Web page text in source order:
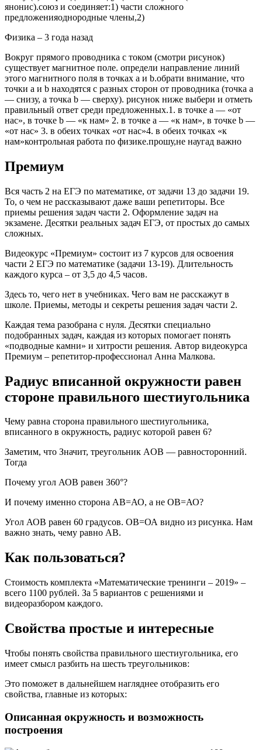
янонис).союз и соединяет:1) части сложного
предложенияоднородные члены,2) ​
Физика – 3 года назад
Вокруг прямого проводника с током (смотри рисунок)
существует магнитное поле. определи направление линий
этого магнитного поля в точках a и b.обрати внимание, что
точки a и b находятся с разных сторон от проводника (точка a
— снизу, а точка b — сверху). рисунок ниже выбери и отметь
правильный ответ среди предложенных.1. в точке a — «от
нас», в точке b — «к нам» 2. в точке a — «к нам», в точке b —
«от нас» 3. в обеих точках «от нас»4. в обеих точках «к
нам»контрольная работа по физике.прошу,не наугад важно
Премиум
Вся часть 2 на ЕГЭ по математике, от задачи 13 до задачи 19.
То, о чем не рассказывают даже ваши репетиторы. Все
приемы решения задач части 2. Оформление задач на
экзамене. Десятки реальных задач ЕГЭ, от простых до самых
сложных.
Видеокурс «Премиум» состоит из 7 курсов для освоения
части 2 ЕГЭ по математике (задачи 13-19). Длительность
каждого курса – от 3,5 до 4,5 часов.
Здесь то, чего нет в учебниках. Чего вам не расскажут в
школе. Приемы, методы и секреты решения задач части 2.
Каждая тема разобрана с нуля. Десятки специально
подобранных задач, каждая из которых помогает понять
«подводные камни» и хитрости решения. Автор видеокурса
Премиум – репетитор-профессионал Анна Малкова.
Радиус вписанной окружности равен
стороне правильного шестиугольника
Чему равна сторона правильного шестиугольника,
вписанного в окружность, радиус которой равен 6?
Заметим, что Значит, треугольник AOB — равносторонний.
Тогда
Почему угол АОВ равен 360°?
И почему именно сторона АВ=АО, а не ОВ=АО?
Угол АОВ равен 60 градусов. ОВ=ОА видно из рисунка. Нам
важно знать, чему равно АВ.
Как пользоваться?
Стоимость комплекта «Математические тренинги – 2019» –
всего 1100 рублей. За 5 вариантов с решениями и
видеоразбором каждого.
Свойства простые и интересные
Чтобы понять свойства правильного шестиугольника, его
имеет смысл разбить на шесть треугольников:
Это поможет в дальнейшем нагляднее отобразить его
свойства, главные из которых:
Описанная окружность и возможность
построения